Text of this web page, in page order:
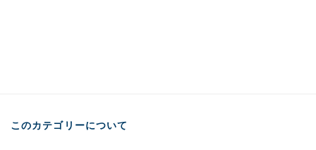
このカテゴリーについて